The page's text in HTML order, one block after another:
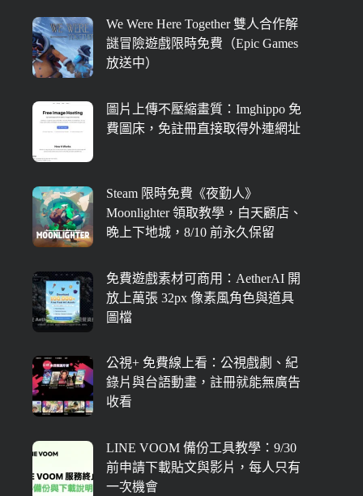
We Were Here Together 雙人合作解
謎冒險遊戲限時免費（Epic Games
放送中）
圖片上傳不壓縮畫質：Imghippo 免
費圖床，免註冊直接取得外連網址
Steam 限時免費《夜勤人》
Moonlighter 領取教學，白天顧店、
晚上下地城，8/10 前永久保留
免費遊戲素材可商用：AetherAI 開
放上萬張 32px 像素風角色與道具
圖檔
公視+ 免費線上看：公視戲劇、紀
錄片與台語動畫，註冊就能無廣告
收看
LINE VOOM 備份工具教學：9/30
前申請下載貼文與影片，每人只有
一次機會